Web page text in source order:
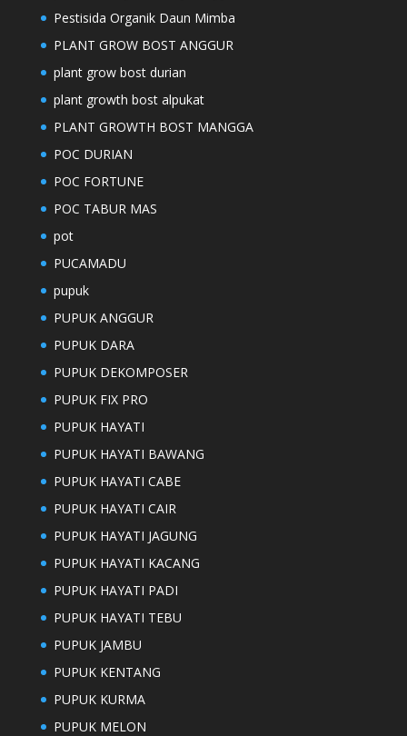
Pestisida Organik Daun Mimba
PLANT GROW BOST ANGGUR
plant grow bost durian
plant growth bost alpukat
PLANT GROWTH BOST MANGGA
POC DURIAN
POC FORTUNE
POC TABUR MAS
pot
PUCAMADU
pupuk
PUPUK ANGGUR
PUPUK DARA
PUPUK DEKOMPOSER
PUPUK FIX PRO
PUPUK HAYATI
PUPUK HAYATI BAWANG
PUPUK HAYATI CABE
PUPUK HAYATI CAIR
PUPUK HAYATI JAGUNG
PUPUK HAYATI KACANG
PUPUK HAYATI PADI
PUPUK HAYATI TEBU
PUPUK JAMBU
PUPUK KENTANG
PUPUK KURMA
PUPUK MELON